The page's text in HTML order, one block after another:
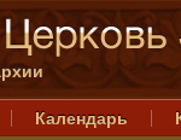
Календарь